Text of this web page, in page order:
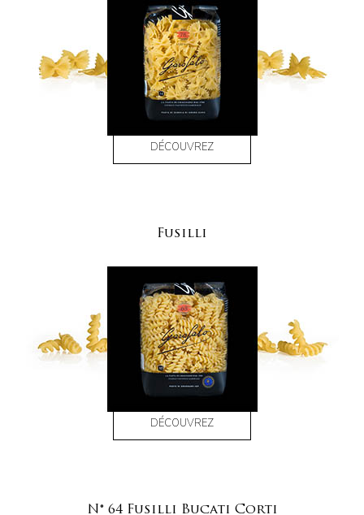
DÉCOUVREZ
Fusilli
DÉCOUVREZ
N° 64 Fusilli Bucati Corti